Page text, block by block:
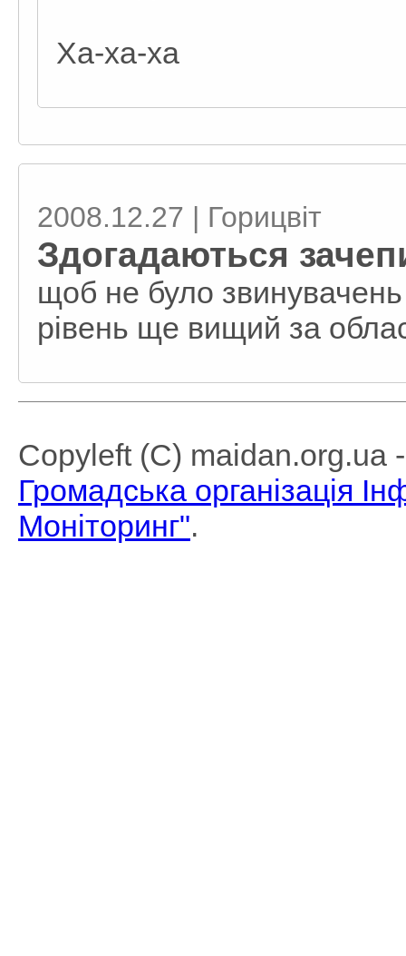
Ха-ха-ха
2008.12.27 | Горицвіт
Здогадаються
щоб не було звинувачень
рівень ще вищий за
Copyleft (C) maidan.org.ua
Громадська організація
Моніторинг".